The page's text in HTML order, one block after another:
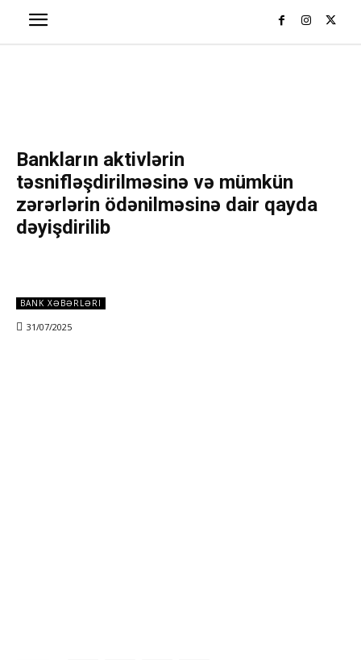
Bankların aktivlərin
təsnifləşdirilməsinə və mümkün
zərərlərin ödənilməsinə dair qayda
dəyişdirilib
BANK XƏBƏRLƏRI
31/07/2025